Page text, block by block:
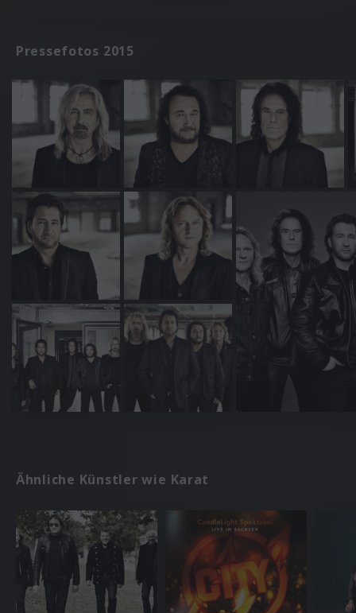
Pressefotos 2015
Ähnliche Künstler wie Karat